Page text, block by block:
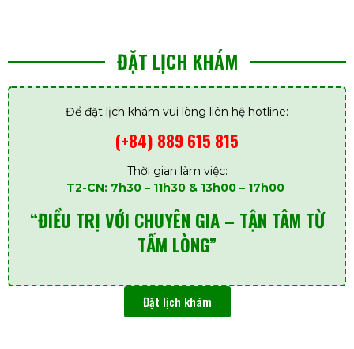
ĐẶT LỊCH KHÁM
Để đặt lịch khám vui lòng liên hệ hotline:
(+84) 889 615 815
Thời gian làm việc:
T2-CN: 7h30 – 11h30 & 13h00 – 17h00
“ĐIỀU TRỊ VỚI CHUYÊN GIA – TẬN TÂM TỪ
TẤM LÒNG”
Đặt lịch khám